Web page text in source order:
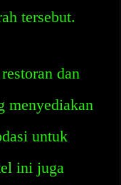
tersebut.
dan
menyediakan
untuk
ini juga